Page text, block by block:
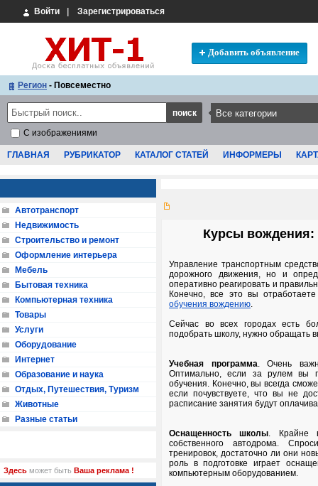
Войти Зарегистрироваться
Добавить объявление
Регион - Повсеместно
С изображениями
ГЛАВНАЯ РУБРИКАТОР КАТАЛОГ СТАТЕЙ ИНФОРМЕРЫ
Курсы
Управление транспортным
дорожного движения, но и
оперативно реагировать и
Конечно, все это вы
обучения вождению.
Сейчас во всех городах есть
подобрать школу, нужно обращать
Учебная программа. Очень
Оптимально, если за рулем вы
обучения. Конечно, вы всегда
если почувствуете, что вы не
расписание занятия будут
Оснащенность школы. Крайне
собственного автодрома.
тренировок, достаточно ли они
роль в подготовке играет
компьютерным оборудованием.
Автотранспорт
Недвижимость
Строительство и ремонт
Оформление интерьера
Мебель
Бытовая техника
Компьютерная техника
Товары
Услуги
Оборудование
Интернет
Образование и наука
Отдых, Путешествия, Туризм
Животные
Разные статьи
Здесь может быть Ваша реклама !